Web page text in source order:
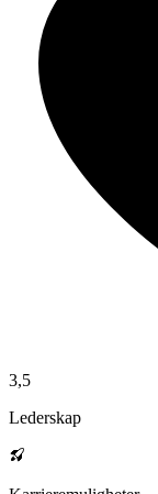
3,5
Lederskap